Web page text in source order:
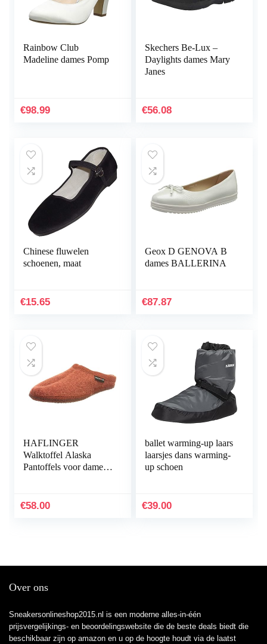
Rainbow Club
Madeline dames Pomp
€98.99
Skechers Be-Lux –
Daylights dames Mary
Janes
€56.08
Chinese fluwelen
schoenen, maat
€15.65
Geox D GENOVA B
dames BALLERINA
€87.87
HAFLINGER
Walktoffel Alaska
Pantoffels voor dames,
€58.00
ballet warming-up laars
laarsjes dans warming-
up schoen
€39.00
Over ons
Sneakersonlineshop2015.nl is een moderne alles-in-één
prijsvergelijkings- en beoordelingswebsite die de beste deals biedt die
beschikbaar zijn op amazon en u op de hoogte houdt via de laatst